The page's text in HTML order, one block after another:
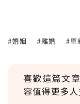
#婚姻 #離婚 #單
喜歡這篇文
容值得更多人